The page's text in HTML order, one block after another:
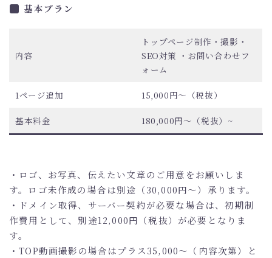
基本プラン
内容
トップページ制作・撮影・
SEO対策 ・お問い合わせフ
ォーム
1ページ追加 15,000円～（税抜）
基本料金 180,000円～（税抜）~
・ロゴ、お写真、伝えたい文章のご用意をお願いしま
す。ロゴ未作成の場合は別途（30,000円～）承ります。
・ドメイン取得、サーバー契約が必要な場合は、初期制
作費用として、別途12,000円（税抜）が必要となりま
す。
・TOP動画撮影の場合はプラス35,000～（内容次第）と